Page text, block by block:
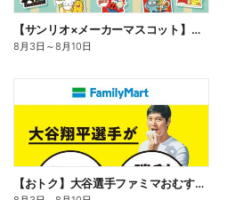
【サンリオ×メーカーマスコット】オリジナルグッズ貰える!
8月3日 ～8月10日
【おトク】大谷選手ファミマおむすび割